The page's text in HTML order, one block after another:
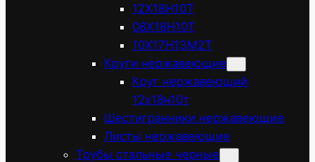
12Х18Н10Т
08Х18Н10Т
10Х17Н13М2Т
Круги нержавеющие
Круг нержавеющий
12х18н10т
Шестигранники нержавеющие
Листы нержавеющие
Трубы стальные черные